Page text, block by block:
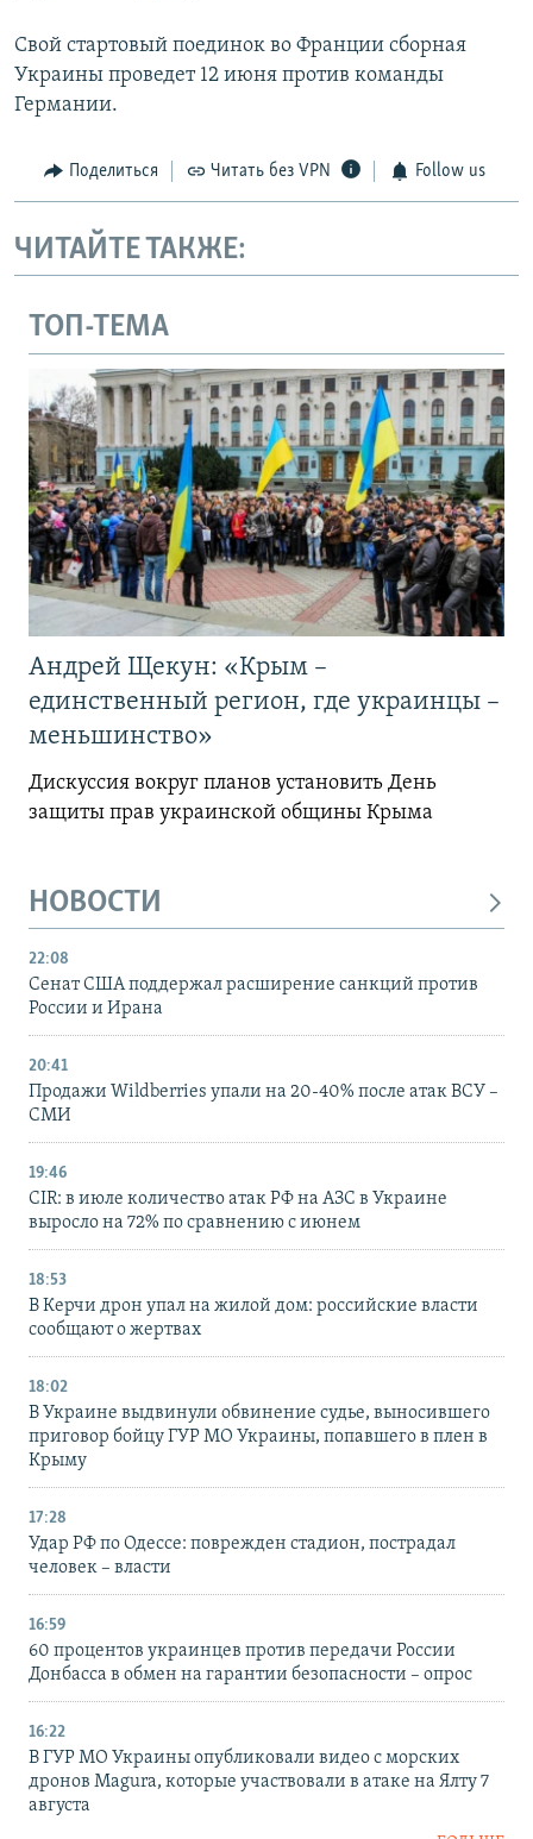
Свой стартовый поединок во Франции сборная
Украины проведет 12 июня против команды
Германии.
Поделиться Читать без VPN Follow us
ЧИТАЙТЕ ТАКЖЕ:
ТОП-ТЕМА
Андрей Щекун: «Крым –
единственный регион, где украинцы –
меньшинство»
Дискуссия вокруг планов установить День
защиты прав украинской общины Крыма
НОВОСТИ
22:08
Сенат США поддержал расширение санкций против
России и Ирана
20:41
Продажи Wildberries упали на 20-40% после атак ВСУ –
СМИ
19:46
CIR: в июле количество атак РФ на АЗС в Украине
выросло на 72% по сравнению с июнем
18:53
В Керчи дрон упал на жилой дом: российские власти
сообщают о жертвах
18:02
В Украине выдвинули обвинение судье, выносившего
приговор бойцу ГУР МО Украины, попавшего в плен в
Крыму
17:28
Удар РФ по Одессе: поврежден стадион, пострадал
человек – власти
16:59
60 процентов украинцев против передачи России
Донбасса в обмен на гарантии безопасности – опрос
16:22
В ГУР МО Украины опубликовали видео с морских
дронов Magura, которые участвовали в атаке на Ялту 7
августа